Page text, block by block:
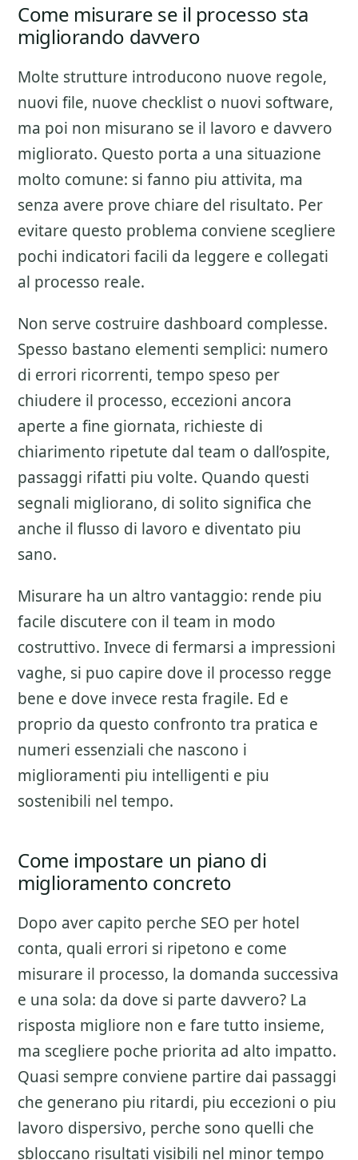
Come misurare se il processo sta
migliorando davvero
Molte strutture introducono nuove regole,
nuovi file, nuove checklist o nuovi software,
ma poi non misurano se il lavoro e davvero
migliorato. Questo porta a una situazione
molto comune: si fanno piu attivita, ma
senza avere prove chiare del risultato. Per
evitare questo problema conviene scegliere
pochi indicatori facili da leggere e collegati
al processo reale.
Non serve costruire dashboard complesse.
Spesso bastano elementi semplici: numero
di errori ricorrenti, tempo speso per
chiudere il processo, eccezioni ancora
aperte a fine giornata, richieste di
chiarimento ripetute dal team o dall’ospite,
passaggi rifatti piu volte. Quando questi
segnali migliorano, di solito significa che
anche il flusso di lavoro e diventato piu
sano.
Misurare ha un altro vantaggio: rende piu
facile discutere con il team in modo
costruttivo. Invece di fermarsi a impressioni
vaghe, si puo capire dove il processo regge
bene e dove invece resta fragile. Ed e
proprio da questo confronto tra pratica e
numeri essenziali che nascono i
miglioramenti piu intelligenti e piu
sostenibili nel tempo.
Come impostare un piano di
miglioramento concreto
Dopo aver capito perche SEO per hotel
conta, quali errori si ripetono e come
misurare il processo, la domanda successiva
e una sola: da dove si parte davvero? La
risposta migliore non e fare tutto insieme,
ma scegliere poche priorita ad alto impatto.
Quasi sempre conviene partire dai passaggi
che generano piu ritardi, piu eccezioni o piu
lavoro dispersivo, perche sono quelli che
sbloccano risultati visibili nel minor tempo